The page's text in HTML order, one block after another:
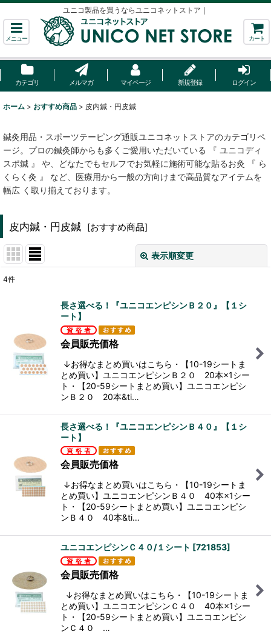
ユニコ製品を買うならユニコネットストア｜
メニュー カート
カテゴリ メルマガ マイページ 新規登録 ログイン
ホーム > おすすめ商品 > 皮内鍼・円皮鍼
鍼灸用品・スポーツテーピング通販ユニコネットストアのカテゴリペ
ージ。プロの鍼灸師からも多くご愛用いただいている 『 ユニコディ
スポ鍼 』 や、どなたでもセルフでお気軽に施術可能な貼るお灸 『 ら
くらく灸 』 など、医療用から一般の方向けまで高品質なアイテムを
幅広 く取り揃えております。
皮内鍼・円皮鍼 [おすすめ商品]
表示順変更
4件
長さ選べる！『ユニコエンピシンＢ２０』【１シ
ート】
会員販売価格
↓お得なまとめ買いはこちら・【10-19シートま
とめ買い】ユニコエンピシンＢ２０ 20本×1シー
ト・【20-59シートまとめ買い】ユニコエンピシ
ンＢ２０ 20本&ti…
長さ選べる！『ユニコエンピシンＢ４０』【１シ
ート】
会員販売価格
↓お得なまとめ買いはこちら・【10-19シートま
とめ買い】ユニコエンピシンＢ４０ 40本×1シー
ト・【20-59シートまとめ買い】ユニコエンピシ
ンＢ４０ 40本&ti…
ユニコエンピシンＣ４０/１シート [721853]
会員販売価格
↓お得なまとめ買いはこちら・【10-19シートま
とめ買い】ユニコエンピシンＣ４０ 40本×1シー
ト・【20-59シートまとめ買い】ユニコエンピシ
ンＣ４０ …